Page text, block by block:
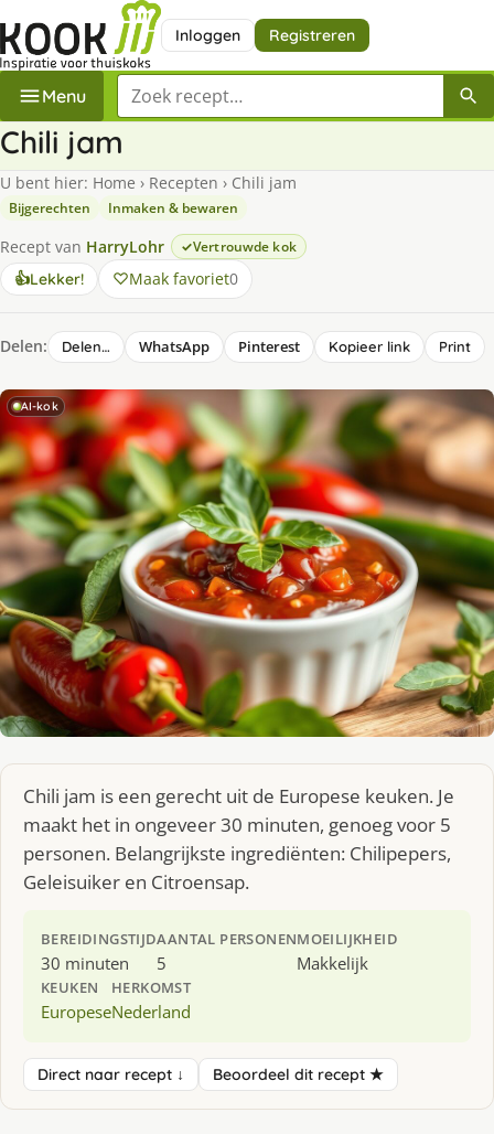
Inloggen Registreren
Menu Zoek een recept
Chili jam
U bent hier: Home › Recepten › Chili jam
Bijgerechten Inmaken & bewaren
Recept van HarryLohr Vertrouwde kok
👍Lekker! Maak favoriet0
Delen: Delen… WhatsApp Pinterest Kopieer link Print
AI-kok
Chili jam is een gerecht uit de Europese keuken. Je
maakt het in ongeveer 30 minuten, genoeg voor 5
personen. Belangrijkste ingrediënten: Chilipepers,
Geleisuiker en Citroensap.
BEREIDINGSTIJD
30 minuten
AANTAL PERSONEN
5
MOEILIJKHEID
Makkelijk
KEUKEN
Europese
HERKOMST
Nederland
Direct naar recept ↓ Beoordeel dit recept ★